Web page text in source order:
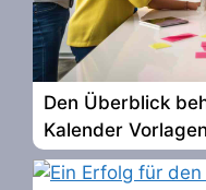
Den Überblick
Kalender